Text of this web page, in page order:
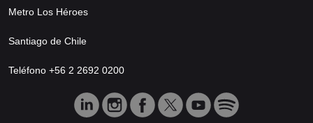
Metro Los Héroes
Santiago de Chile
Teléfono +56 2 2692 0200